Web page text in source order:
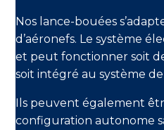
Nos lance-bouées
d’aéronefs. Le système
et peut fonctionner soit
soit intégré au système de
Ils peuvent également
configuration autonome